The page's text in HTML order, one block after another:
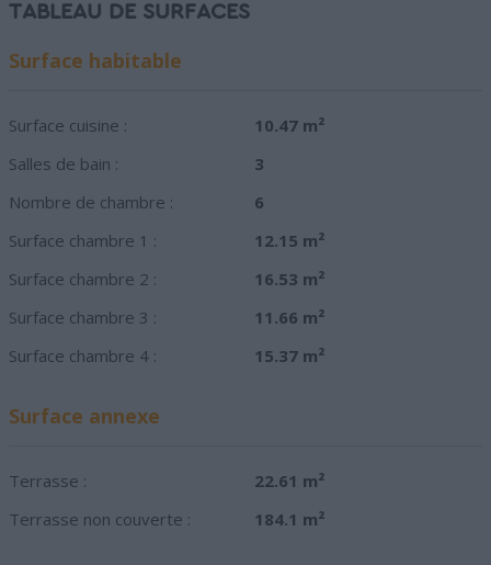
TABLEAU DE SURFACES
Surface habitable
Surface cuisine :
10.47 m²
Salles de bain :
3
Nombre de chambre :
6
Surface chambre 1 :
12.15 m²
Surface chambre 2 :
16.53 m²
Surface chambre 3 :
11.66 m²
Surface chambre 4 :
15.37 m²
Surface annexe
Terrasse :
22.61 m²
Terrasse non couverte :
184.1 m²